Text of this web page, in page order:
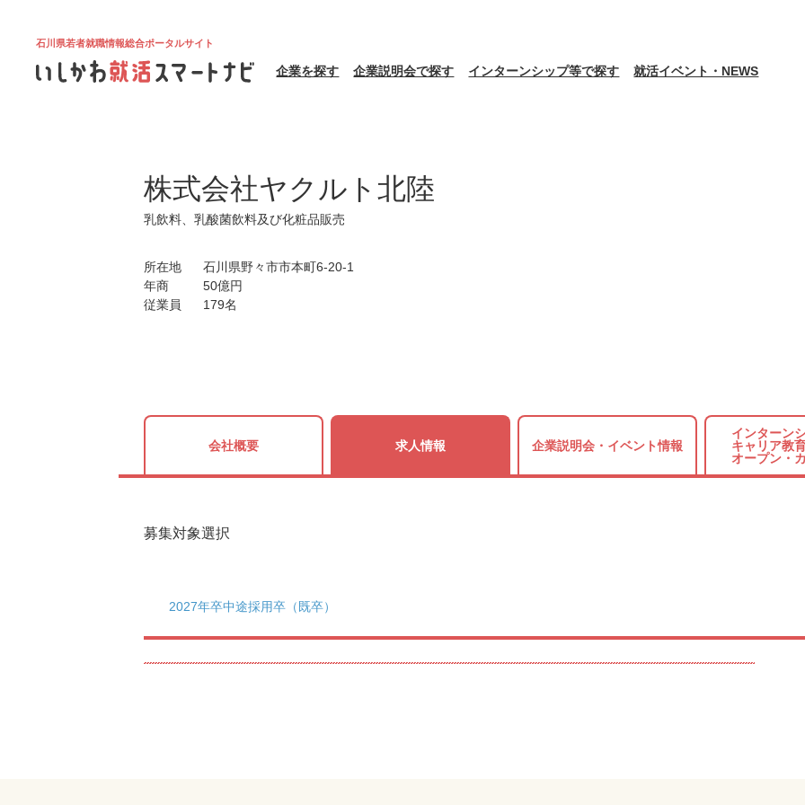
石川県若者就職情報総合ポータルサイト
企業を探す 企業説明会で探す インターンシップ等で探す 就活イベント・NEWS
株式会社ヤクルト北陸
乳飲料、乳酸菌飲料及び化粧品販売
所在地
石川県野々市市本町6-20-1
年商
50億円
従業員
179名
会社概要 求人情報 企業説明会・ イベント情報
インターン
キャリア教
オープン・
募集対象選択
2027年卒中途採用卒（既卒）